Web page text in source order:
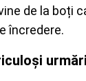
de la boți
încredere.